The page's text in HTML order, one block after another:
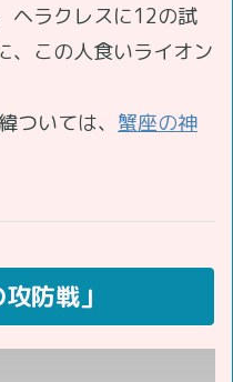
ヘラクレスに12の試
、この人食いライオン
ついては、 蟹座の神
防戦」